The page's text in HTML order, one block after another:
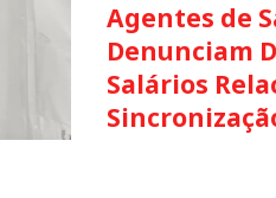
Agentes de
Denunciam
Salários